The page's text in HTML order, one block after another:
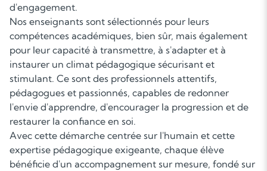
d'engagement.
Nos enseignants sont sélectionnés pour leurs
compétences académiques, bien sûr, mais également
pour leur capacité à transmettre, à s'adapter et à
instaurer un climat pédagogique sécurisant et
stimulant. Ce sont des professionnels attentifs,
pédagogues et passionnés, capables de redonner
l'envie d'apprendre, d'encourager la progression et de
restaurer la confiance en soi.
Avec cette démarche centrée sur l'humain et cette
expertise pédagogique exigeante, chaque élève
bénéficie d'un accompagnement sur mesure, fondé sur